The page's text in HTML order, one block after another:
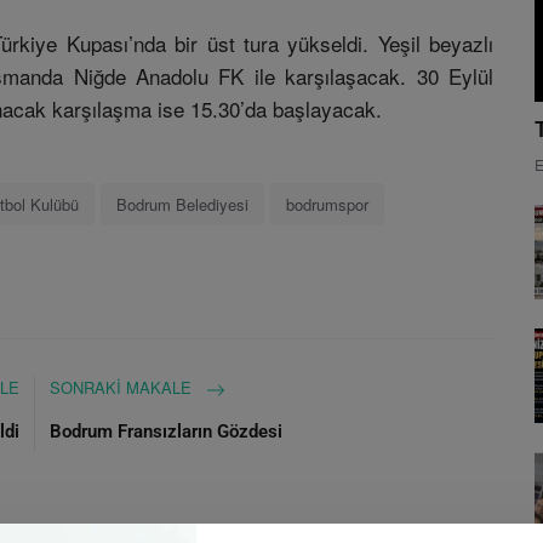
Kupası’nda bir üst tura yükseldi. Yeşil beyazlı
Niğde Anadolu FK ile karşılaşacak. 30 Eylül
karşılaşma ise 15.30’da başlayacak.
Kulübü Bodrum Belediyesi bodrumspor
SONRAKI MAKALE
Bodrum Fransızların Gözdesi